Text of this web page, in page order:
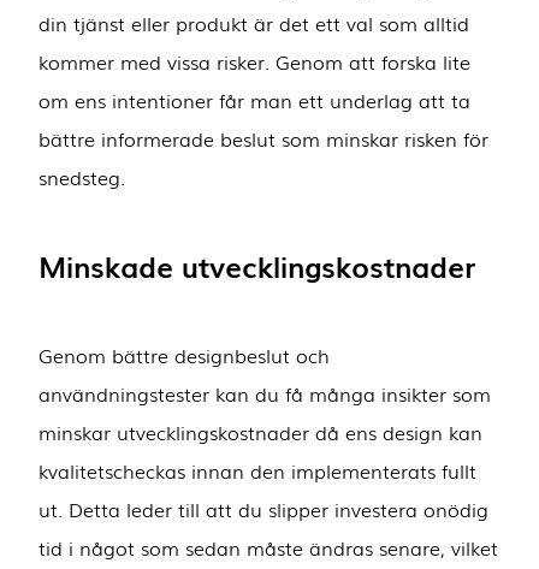
din tjänst eller produkt är det ett val som alltid
kommer med vissa risker. Genom att forska lite
om ens intentioner får man ett underlag att ta
bättre informerade beslut som minskar risken för
snedsteg.
Minskade utvecklingskostnader
Genom bättre designbeslut och
användningstester kan du få många insikter som
minskar utvecklingskostnader då ens design kan
kvalitetscheckas innan den implementerats fullt
ut. Detta leder till att du slipper investera onödig
tid i något som sedan måste ändras senare, vilket